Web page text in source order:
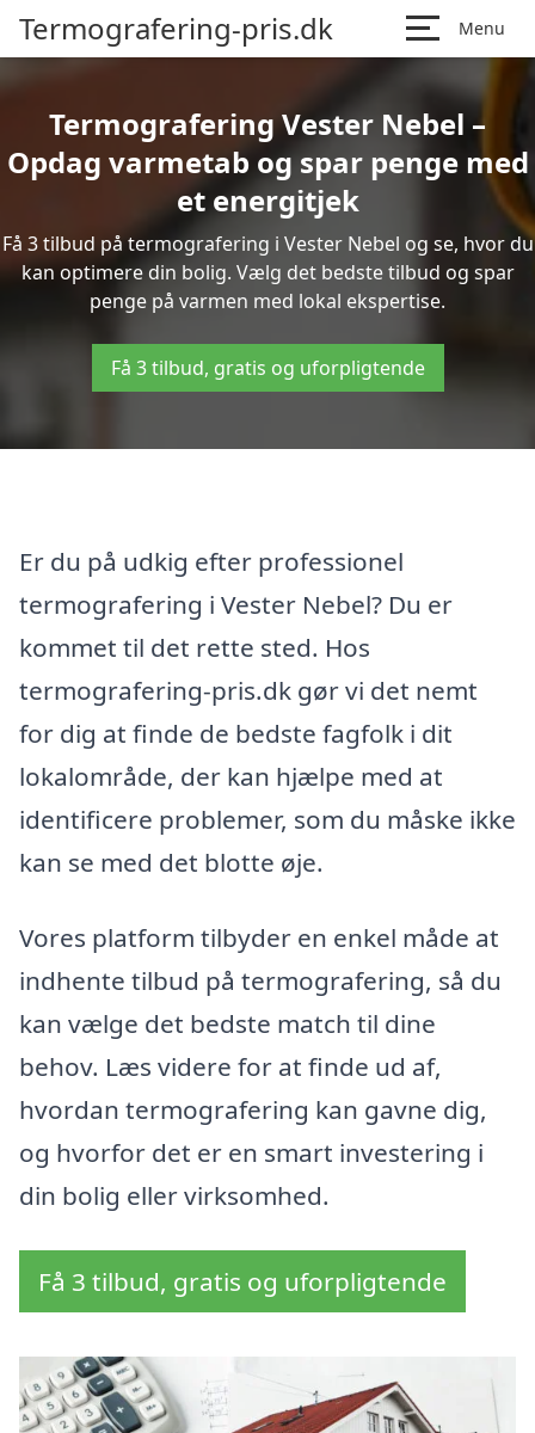
Termografering-pris.dk Menu
Termografering Vester Nebel –
Opdag varmetab og spar penge med
et energitjek
Få 3 tilbud på termografering i Vester Nebel og se, hvor du
kan optimere din bolig. Vælg det bedste tilbud og spar
penge på varmen med lokal ekspertise.
Få 3 tilbud, gratis og uforpligtende
Er du på udkig efter professionel
termografering i Vester Nebel? Du er
kommet til det rette sted. Hos
termografering-pris.dk gør vi det nemt
for dig at finde de bedste fagfolk i dit
lokalområde, der kan hjælpe med at
identificere problemer, som du måske ikke
kan se med det blotte øje.
Vores platform tilbyder en enkel måde at
indhente tilbud på termografering, så du
kan vælge det bedste match til dine
behov. Læs videre for at finde ud af,
hvordan termografering kan gavne dig,
og hvorfor det er en smart investering i
din bolig eller virksomhed.
Få 3 tilbud, gratis og uforpligtende